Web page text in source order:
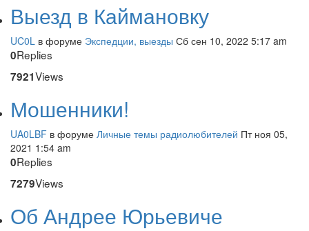
Выезд в Каймановку
UC0L в форуме Экспедции, выезды Сб сен 10, 2022 5:17 am
0Replies
7921Views
Мошенники!
UA0LBF в форуме Личные темы радиолюбителей Пт ноя 05,
2021 1:54 am
0Replies
7279Views
Об Андрее Юрьевиче